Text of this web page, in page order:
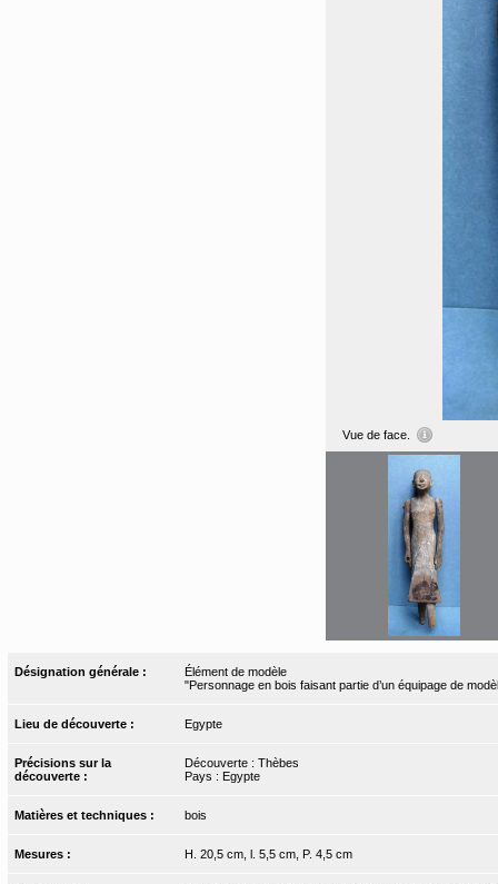
Vue de face.
Désignation générale :
Élément de modèle
"Personnage en bois faisant partie d’un équipage de
Lieu de découverte : Egypte
Précisions sur la
découverte :
Découverte : Thèbes
Pays : Egypte
Matières et techniques : bois
Mesures : H. 20,5 cm, l. 5,5 cm, P. 4,5 cm